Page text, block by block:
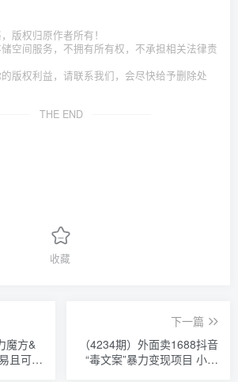
版权归原作者所有！
空间服务，不拥有所有权，不承担相关法律责
版权利益，请联系我们，会尽快给予删除处
THE END
收藏
魔方&
且可落
下一篇
（4234期）外面卖1688抖音
“毒文案”暴力变现项目 小白